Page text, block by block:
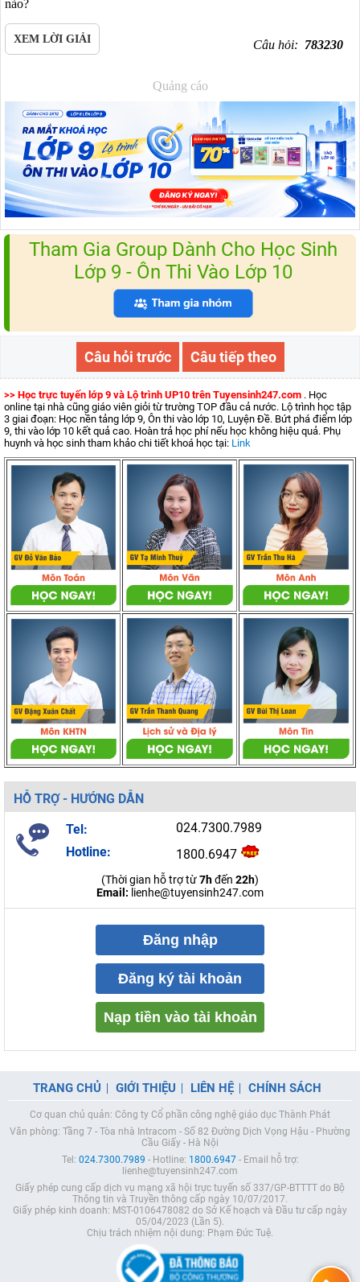
nào?
XEM LỜI GIẢI Câu hỏi: 783230
Quảng cáo
Tham Gia Group Dành Cho Học Sinh
Lớp 9 - Ôn Thi Vào Lớp 10
Câu hỏi trước Câu tiếp theo
>> Học trực tuyến lớp 9 và Lộ trình UP10 trên Tuyensinh247.com . Học
online tại nhà cũng giáo viên giỏi từ trường TOP đầu cả nước. Lộ trình học tập
3 giai đoạn: Học nền tảng lớp 9, Ôn thi vào lớp 10, Luyện Đề. Bứt phá điểm lớp
9, thi vào lớp 10 kết quả cao. Hoàn trả học phí nếu học không hiệu quả. Phụ
huynh và học sinh tham khảo chi tiết khoá học tại: Link
HỖ TRỢ - HƯỚNG DẪN
Tel:
024.7300.7989
Hotline:
1800.6947
(Thời gian hỗ trợ từ7hđến 22h)
Email: lienhe@tuyensinh247.com
Đăng nhập
Đăng ký tài khoản
Nạp tiền vào tài khoản
TRANG CHỦ GIỚI THIỆU LIÊN HỆ CHÍNH SÁCH
Cơ quan chủ quản: Công ty Cổ phần công nghệ giáo dục Thành Phát
Văn phòng: Tầng 7 - Tòa nhà Intracom - Số 82 Đường Dịch Vọng Hậu - Phường
Cầu Giấy - Hà Nội
Tel: 024.7300.7989 - Hotline: 1800.6947- Email hỗ trợ:
lienhe@tuyensinh247.com
Giấy phép cung cấp dịch vụ mạng xã hội trực tuyến số 337/GP-BTTTT do Bộ
Thông tin và Truyền thông cấp ngày 10/07/2017.
Giấy phép kinh doanh: MST-0106478082 do Sở Kế hoạch và Đầu tư cấp ngày
05/04/2023 (Lần 5).
Chịu trách nhiệm nội dung: Phạm Đức Tuệ.